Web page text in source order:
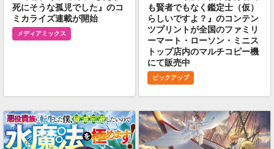
死にそうな孤児でした』のコ
ミカライズ連載が開始
メディアミックス
も賢者でもなく鑑定士（仮）
らしいですよ？』のコンテン
ツプリントが全国のファミリ
ーマート・ローソン・ミニス
トップ店内のマルチコピー機
にて販売中
ピックアップ